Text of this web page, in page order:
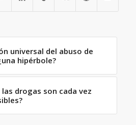
universal del abuso de
hipérbole?
las drogas son cada vez